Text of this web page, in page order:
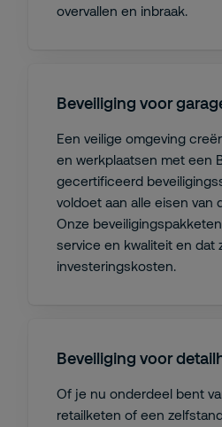
overvallen en inbraak.
Beveiliging voor
Een veilige omgeving
en werkplaatsen met een
gecertificeerd
voldoet aan alle eisen van
Onze
service en kwaliteit en dat
investeringskosten.
Beveiliging voor
Of je nu onderdeel bent
retailketen of een